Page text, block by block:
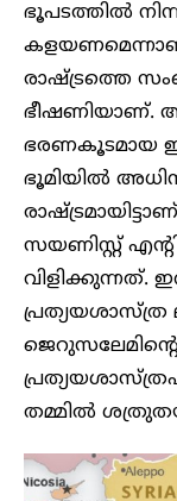
ഭൂപടത്തിൽ
രാഷ്ട്രത്തെ
ഭീഷണിയാണ്.
ഭരണകൂടമായ
ഭൂമിയിൽ
സയണിസ്റ്റ്
വിളിക്കുന്നത്.
പ്രത്യയശാസ്ത്ര
തമ്മിൽ